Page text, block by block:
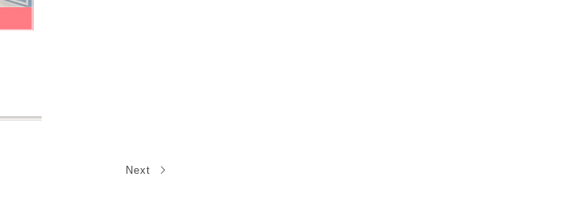
Next